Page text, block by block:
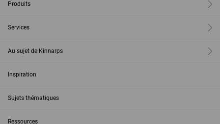
Produits
Services
Au sujet de Kinnarps
Inspiration
Sujets thématiques
Ressources